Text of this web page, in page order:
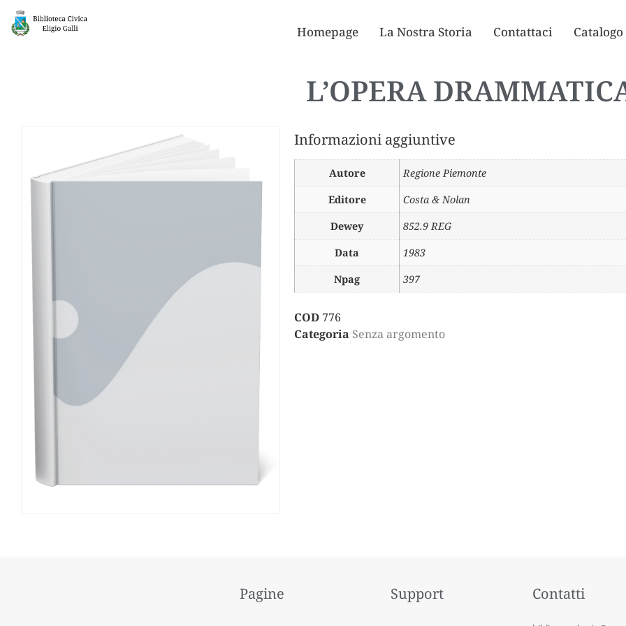
Homepage La Nostra Storia Contattaci Catalogo
L’OPERA
Informazioni aggiuntive
Autore
Regione Piemonte
Editore
Costa & Nolan
Dewey
852.9 REG
Data
1983
Npag
397
COD 776
Categoria Senza argomento
Pagine Support Contatti